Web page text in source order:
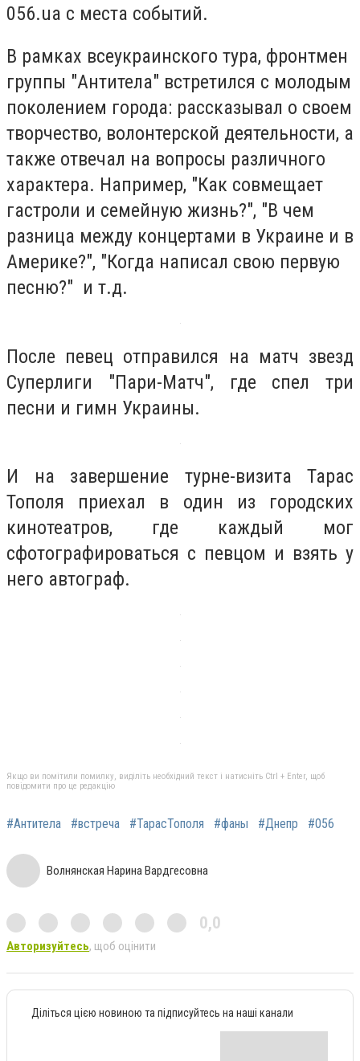
056.ua с места событий.
В рамках всеукраинского тура, фронтмен
группы "Антитела" встретился с молодым
поколением города: рассказывал о своем
творчество, волонтерской деятельности, а
также отвечал на вопросы различного
характера. Например, "Как совмещает
гастроли и семейную жизнь?", "В чем
разница между концертами в Украине и в
Америке?", "Когда написал свою первую
песню?" и т.д.
После певец отправился на матч звезд
Суперлиги "Пари-Матч", где спел три
песни и гимн Украины.
И на завершение турне-визита Тарас
Тополя приехал в один из городских
кинотеатров, где каждый мог
сфотографироваться с певцом и взять у
него автограф.
Якщо ви помітили помилку, виділіть необхідний текст і натисніть Ctrl + Enter, щоб
повідомити про це редакцію
#Антитела #встреча #ТарасТополя #фаны #Днепр #056
Волнянская Нарина Вардгесовна
0,0
Авторизуйтесь, щоб оцінити
Діліться цією новиною та підписуйтесь на наші канали